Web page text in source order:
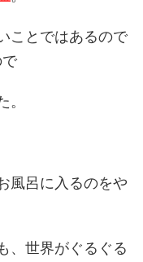
ことではあるので
風呂に入るのをや
、世界がぐるぐる